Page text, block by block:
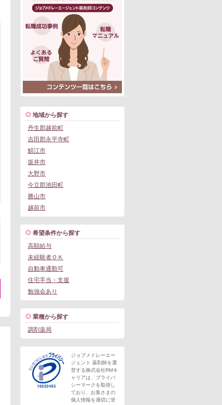
地域から探す
丹生郡越前町
吉田郡永平寺町
鯖江市
坂井市
大野市
今立郡池田町
勝山市
越前市
希望条件から探す
高額給与
未経験者ＯＫ
自動車通勤可
住宅手当・支援
勉強会あり
業種から探す
調剤薬局
ジョブメドレーエー
ジェント 薬剤師を運
営する株式会社RMキ
ャリアは、プライバ
シーマークを取得し
ており、お客さまの
個人情報を適切に管